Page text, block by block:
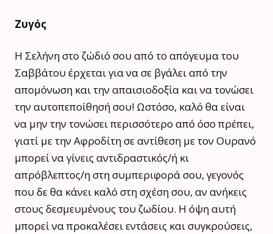
Ζυγός
Η Σελήνη στο ζώδιό σου από το απόγευμα του
Σαββάτου έρχεται για να σε βγάλει από την
απομόνωση και την απαισιοδοξία και να τονώσει
την αυτοπεποίθησή σου! Ωστόσο, καλό θα είναι
να μην την τονώσει περισσότερο από όσο πρέπει,
γιατί με την Αφροδίτη σε αντίθεση με τον Ουρανό
μπορεί να γίνεις αντιδραστικός/ή κι
απρόβλεπτος/η στη συμπεριφορά σου, γεγονός
που δε θα κάνει καλό στη σχέση σου, αν ανήκεις
στους δεσμευμένους του ζωδίου. Η όψη αυτή
μπορεί να προκαλέσει εντάσεις και συγκρούσεις,